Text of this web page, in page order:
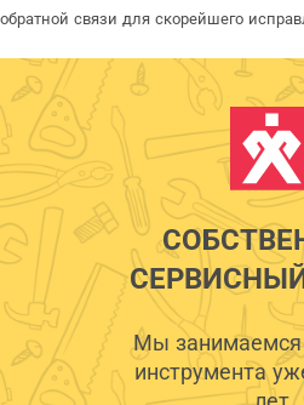
обратной связи для скорейшего
Мы занимаемся
инструмента